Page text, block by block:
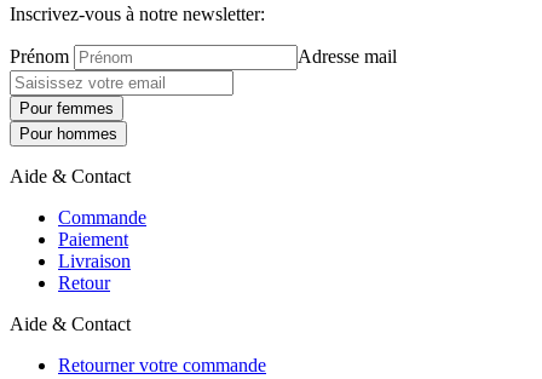
Inscrivez-vous à notre newsletter:
Prénom Adresse mail
Pour femmes
Pour hommes
Aide & Contact
Commande
Paiement
Livraison
Retour
Aide & Contact
Retourner votre commande